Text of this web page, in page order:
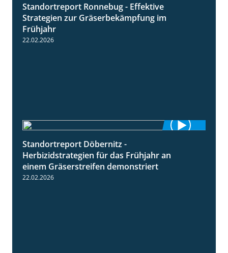
Standortreport Ronnebug - Effektive
Strategien zur Gräserbekämpfung im
Frühjahr
22.02.2026
Standortreport Döbernitz -
Herbizidstrategien für das Frühjahr an
einem Gräserstreifen demonstriert
22.02.2026